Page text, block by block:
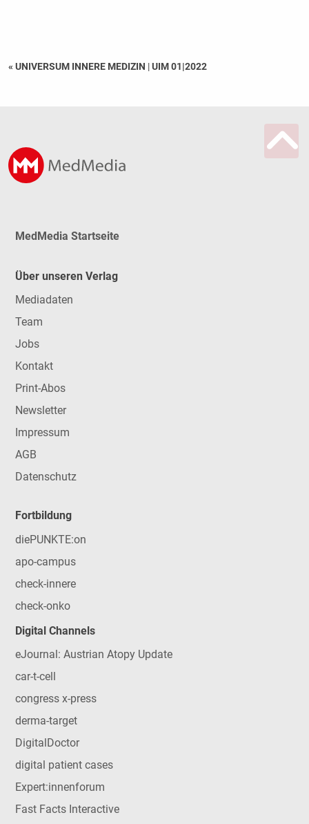
« UNIVERSUM INNERE MEDIZIN |UIM 01|2022
MedMedia Startseite
Über unseren Verlag
Mediadaten
Team
Jobs
Kontakt
Print-Abos
Newsletter
Impressum
AGB
Datenschutz
Fortbildung
diePUNKTE:on
apo-campus
check-innere
check-onko
Digital Channels
eJournal: Austrian Atopy Update
car-t-cell
congress x-press
derma-target
DigitalDoctor
digital patient cases
Expert:innenforum
Fast Facts Interactive